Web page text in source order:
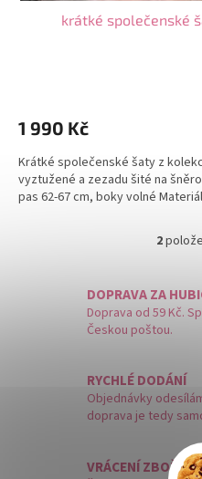
krátké společenské
1 990 Kč
Krátké společenské šaty z
vyztužené a zezadu šité na
pas 62-67 cm, boky volné
2
DOPRAVA ZA
Doprava od 59 Kč.
Českou poštou.
RYCHLÉ DODÁNÍ
Objednávky
doprava je tedy
VRÁCENÍ ZBOŽÍ